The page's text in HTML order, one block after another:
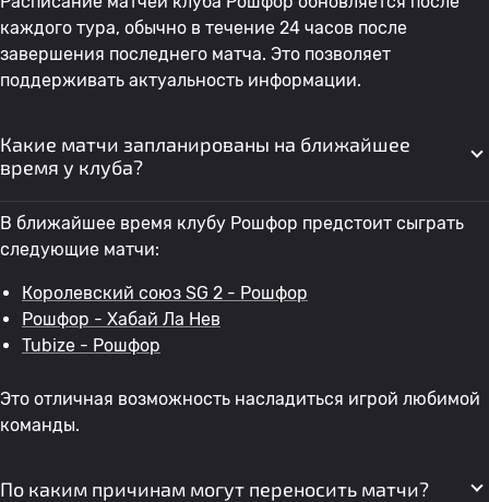
каждого тура, обычно в течение 24 часов после
завершения последнего матча. Это позволяет
поддерживать актуальность информации.
Какие матчи запланированы на ближайшее
время у клуба?
В ближайшее время клубу Рошфор предстоит сыграть
следующие матчи:
Королевский союз SG 2 - Рошфор
Рошфор - Хабай Ла Нев
Tubize - Рошфор
Это отличная возможность насладиться игрой любимой
команды.
По каким причинам могут переносить матчи?